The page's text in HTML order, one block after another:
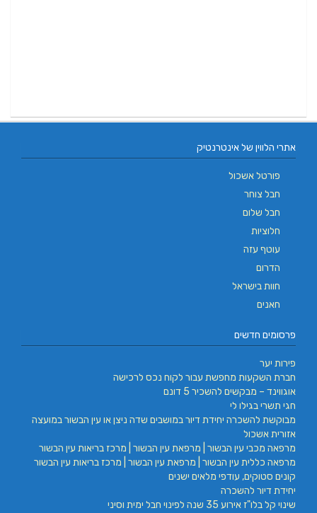
אתרי הלווין של אינטרנטיק
פורטל אשכול
חבל צוחר
חבל שלום
חלוציות
עוטף עזה
הדרום
חוות בישראל
חאנים
פרסומים חדשים
פירות יער
חברת השקעות מחפשת עבור לקוח נכס לרכישה
אוגווינד – מבקשים להשכיר 5 דונם
חגי תשרי בגילו לי
מבוקשת להשכרה יחידת דיור במושבים שדה ניצן או עין הבשור במועצה
אזורית אשכול
מרפאה מכבי עין הבשור | מרפאת עין הבשור | מרכז בריאות עין הבשור
מרפאה כללית עין הבשור | מרפאת עין הבשור | מרכז בריאות עין הבשור
קונים סטוקים, עודפי מלאים ישנים
יחידת דיור להשכרה
שינוי קל בלו"ז אירוע 35 שנה לפינוי חבל ימית וסיני